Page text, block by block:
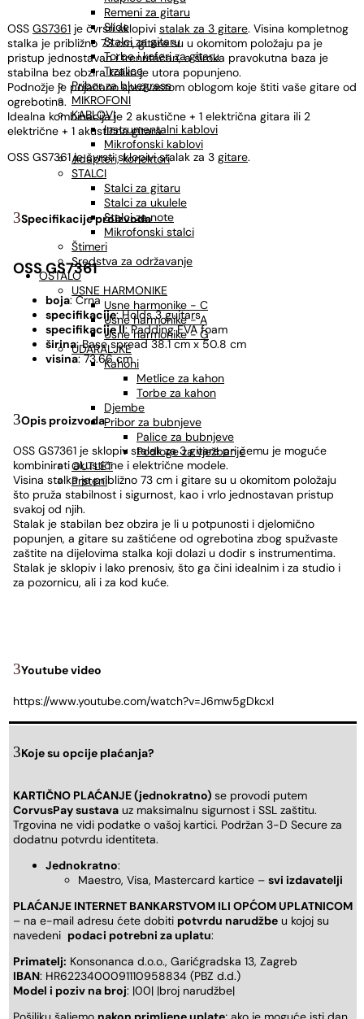
Remeni za gitaru
Slide
Stalci za gitaru
Torbe i koferi za gitaru
Trzalice
Pribor za bluegrass
MIKROFONI
KABLOVI
Instrumentalni kablovi
Mikrofonski kablovi
Adapteri, konektori
STALCI
Stalci za gitaru
Stalci za ukulele
Stalci za note
Mikrofonski stalci
Štimeri
Sredstva za održavanje
OSTALO
USNE HARMONIKE
Usne harmonike - C
Usne harmonike - A
Usne harmonike - G
UDARALJKE
Kahoni
Metlice za kahon
Torbe za kahon
Djembe
Pribor za bubnjeve
Palice za bubnjeve
Podloge za vježbanje
OUTLET
Prsteni
OSS GS7361 je čvrsti sklopivi stalak za 3 gitare. Visina kompletnog
stalka je približno 73 cm, gitare su u okomitom položaju pa je
pristup jednostavan i trenutačan, a široka pravokutna baza je
stabilna bez obzira koliko je utora popunjeno.
Podnožje je pojačano spužvastom oblogom koje štiti vaše gitare od
ogrebotina.
Idealna kombinacija je 2 akustične + 1 električna gitara ili 2
električne + 1 akustična gitara.
OSS GS7361 je čvrsti sklopivi stalak za 3 gitare.
Specifikacije proizvoda
OSS GS7361
boja: Crna
specifikacije: Holds 3 guitars
specifikacije II: Padding EVA foam
širina: Base spread 38.1 cm x 50.8 cm
visina: 73.66 cm
Opis proizvoda
OSS GS7361 je sklopiv stalak za 3 gitare pri čemu je moguće
kombinirati akustične i električne modele.
Visina stalka je približno 73 cm i gitare su u okomitom položaju
što pruža stabilnost i sigurnost, kao i vrlo jednostavan pristup
svakoj od njih.
Stalak je stabilan bez obzira je li u potpunosti i djelomično
popunjen, a gitare su zaštićene od ogrebotina zbog spužvaste
zaštite na dijelovima stalka koji dolazi u dodir s instrumentima.
Stalak je sklopiv i lako prenosiv, što ga čini idealnim i za studio i
za pozornicu, ali i za kod kuće.
Youtube video
https://www.youtube.com/watch?v=J6mw5gDkcxI
Koje su opcije plaćanja?
KARTIČNO PLAĆANJE (jednokratno) se provodi putem
CorvusPay sustava uz maksimalnu sigurnost i SSL zaštitu.
Trgovina ne vidi podatke o vašoj kartici. Podržan 3-D Secure za
dodatnu potvrdu identiteta.
Jednokratno:
Maestro, Visa, Mastercard kartice – svi izdavatelji
PLAĆANJE INTERNET BANKARSTVOM ILI OPĆOM UPLATNICOM
– na e-mail adresu ćete dobiti potvrdu narudžbe u kojoj su
navedeni podaci potrebni za uplatu:
Primatelj: Konsonanca d.o.o., Garićgradska 13, Zagreb
IBAN: HR6223400091110958834 (PBZ d.d.)
Model i poziv na broj: |00| |broj narudžbe|